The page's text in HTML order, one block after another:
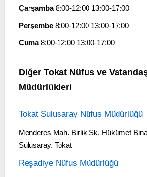
Çarşamba8:00-12:00 13:00-17:00
Perşembe8:00-12:00 13:00-17:00
Cuma8:00-12:00 13:00-17:00
Diğer Tokat Nüfus ve
Müdürlükleri
Tokat Sulusaray Nüfus Müdürlüğü
Menderes Mah. Birlik Sk. Hükümet
Sulusaray, Tokat
Reşadiye Nüfus Müdürlüğü